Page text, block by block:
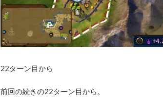
22ターン目から
前回の続きの22ターン目から。